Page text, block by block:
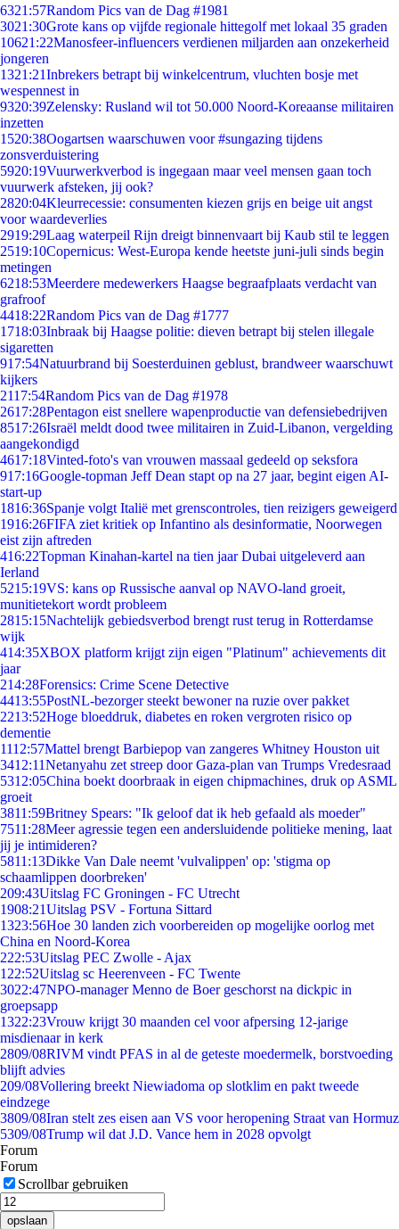
6321:57Random Pics van de Dag #1981
3021:30Grote kans op vijfde regionale hittegolf met lokaal 35 graden
10621:22Manosfeer-influencers verdienen miljarden aan onzekerheid
jongeren
1321:21Inbrekers betrapt bij winkelcentrum, vluchten bosje met
wespennest in
9320:39Zelensky: Rusland wil tot 50.000 Noord-Koreaanse militairen
inzetten
1520:38Oogartsen waarschuwen voor #sungazing tijdens
zonsverduistering
5920:19Vuurwerkverbod is ingegaan maar veel mensen gaan toch
vuurwerk afsteken, jij ook?
2820:04Kleurrecessie: consumenten kiezen grijs en beige uit angst
voor waardeverlies
2919:29Laag waterpeil Rijn dreigt binnenvaart bij Kaub stil te leggen
2519:10Copernicus: West-Europa kende heetste juni-juli sinds begin
metingen
6218:53Meerdere medewerkers Haagse begraafplaats verdacht van
grafroof
4418:22Random Pics van de Dag #1777
1718:03Inbraak bij Haagse politie: dieven betrapt bij stelen illegale
sigaretten
917:54Natuurbrand bij Soesterduinen geblust, brandweer waarschuwt
kijkers
2117:54Random Pics van de Dag #1978
2617:28Pentagon eist snellere wapenproductie van defensiebedrijven
8517:26Israël meldt dood twee militairen in Zuid-Libanon, vergelding
aangekondigd
4617:18Vinted-foto's van vrouwen massaal gedeeld op seksfora
917:16Google-topman Jeff Dean stapt op na 27 jaar, begint eigen AI-
start-up
1816:36Spanje volgt Italië met grenscontroles, tien reizigers geweigerd
1916:26FIFA ziet kritiek op Infantino als desinformatie, Noorwegen
eist zijn aftreden
416:22Topman Kinahan-kartel na tien jaar Dubai uitgeleverd aan
Ierland
5215:19VS: kans op Russische aanval op NAVO-land groeit,
munitietekort wordt probleem
2815:15Nachtelijk gebiedsverbod brengt rust terug in Rotterdamse
wijk
414:35XBOX platform krijgt zijn eigen "Platinum" achievements dit
jaar
214:28Forensics: Crime Scene Detective
4413:55PostNL-bezorger steekt bewoner na ruzie over pakket
2213:52Hoge bloeddruk, diabetes en roken vergroten risico op
dementie
1112:57Mattel brengt Barbiepop van zangeres Whitney Houston uit
3412:11Netanyahu zet streep door Gaza-plan van Trumps Vredesraad
5312:05China boekt doorbraak in eigen chipmachines, druk op ASML
groeit
3811:59Britney Spears: "Ik geloof dat ik heb gefaald als moeder"
7511:28Meer agressie tegen een andersluidende politieke mening, laat
jij je intimideren?
5811:13Dikke Van Dale neemt 'vulvalippen' op: 'stigma op
schaamlippen doorbreken'
209:43Uitslag FC Groningen - FC Utrecht
1908:21Uitslag PSV - Fortuna Sittard
1323:56Hoe 30 landen zich voorbereiden op mogelijke oorlog met
China en Noord-Korea
222:53Uitslag PEC Zwolle - Ajax
1 22:52Uitslag sc Heerenveen - FC Twente
3022:47NPO-manager Menno de Boer geschorst na dickpic in
groepsapp
1322:23Vrouw krijgt 30 maanden cel voor afpersing 12-jarige
misdienaar in kerk
2809/08RIVM vindt PFAS in al de geteste moedermelk, borstvoeding
blijft advies
209/08Vollering breekt Niewiadoma op slotklim en pakt tweede
eindzege
3809/08Iran stelt zes eisen aan VS voor heropening Straat van Hormuz
5309/08Trump wil dat J.D. Vance hem in 2028 opvolgt
Forum
Forum
Scrollbar gebruiken
opslaan